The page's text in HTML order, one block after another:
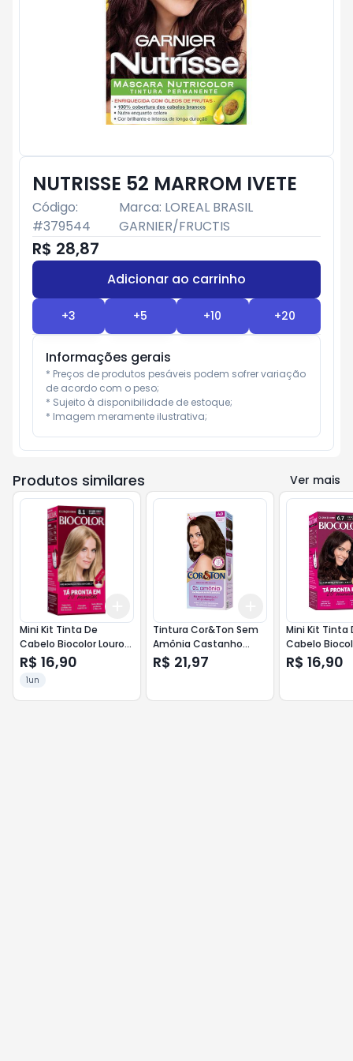
NUTRISSE 52 MARROM IVETE
Código:
#379544
Marca: LOREAL BRASIL
GARNIER/FRUCTIS
R$ 28,87
Adicionar ao carrinho
+3 +5 +10 +20
Informações gerais
* Preços de produtos pesáveis podem sofrer variação
de acordo com o peso;
* Sujeito à disponibilidade de estoque;
* Imagem meramente ilustrativa;
Produtos similares Ver mais
+10
Add
Mini Kit Tinta De
Cabelo Biocolor Louro
Acizentado 8.1
R$ 16,90
1un
+10
Tintura Cor&Ton Sem
Amônia Castanho
Médio 4.0
R$ 21,97
Mini Kit Tinta
Cabelo
Marrom
Irresistivel 6.7
R$ 16,90